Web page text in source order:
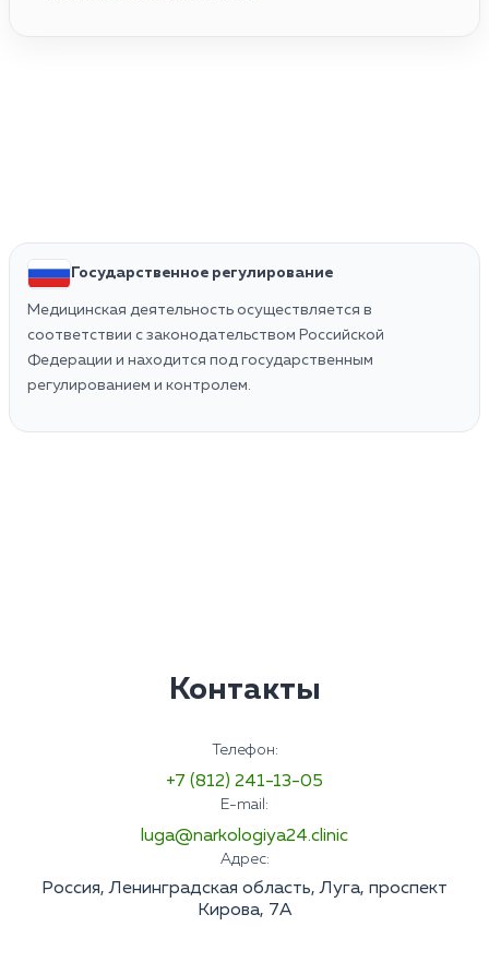
Государственное регулирование
Медицинская деятельность осуществляется в
соответствии с законодательством Российской
Федерации и находится под государственным
регулированием и контролем.
Контакты
Телефон:
+7 (812) 241-13-05
E-mail:
luga@narkologiya24.clinic
Адрес:
Россия, Ленинградская область, Луга, проспект
Кирова, 7А